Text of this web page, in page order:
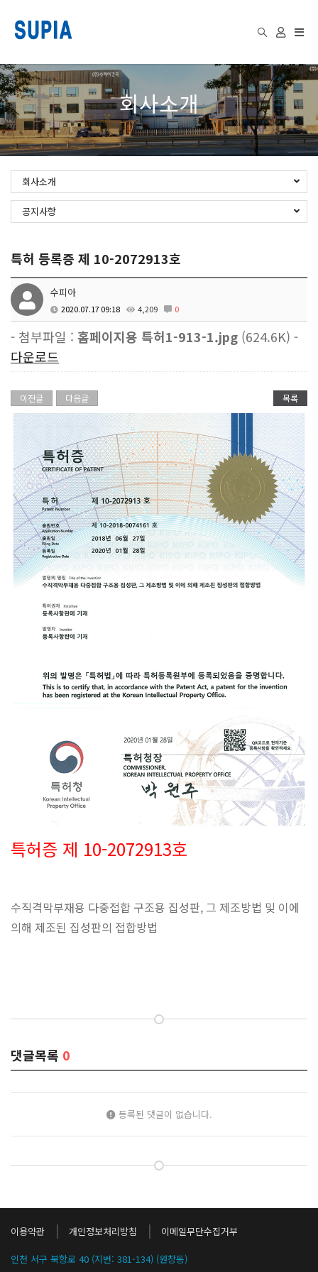
회사소개
회사소개
공지사항
특허 등록증 제 10-2072913호
수피아
2020.07.17 09:18 4,209 0
- 첨부파일 : 홈페이지용 특허1-913-1.jpg (624.6K) -
다운로드
이전글 다음글 목록
특허증 제 10-2072913호
수직격막부재용 다중접합 구조용 집성판, 그 제조방법 및 이에
의해 제조된 집성판의 접합방법
댓글목록 0
등록된 댓글이 없습니다.
이용약관 | 개인정보처리방침 | 이메일무단수집거부
인천 서구 북항로 40 (지번: 381-134) (원창동)